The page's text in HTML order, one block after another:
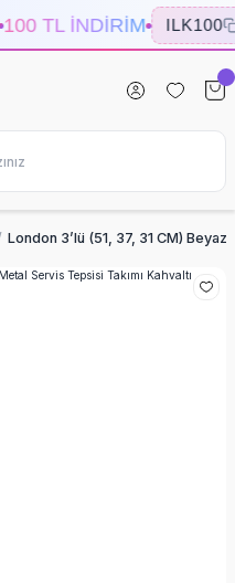
100 TL İNDİRİM ILK100
London 3’lü (51, 37, 31 CM) Beyaz